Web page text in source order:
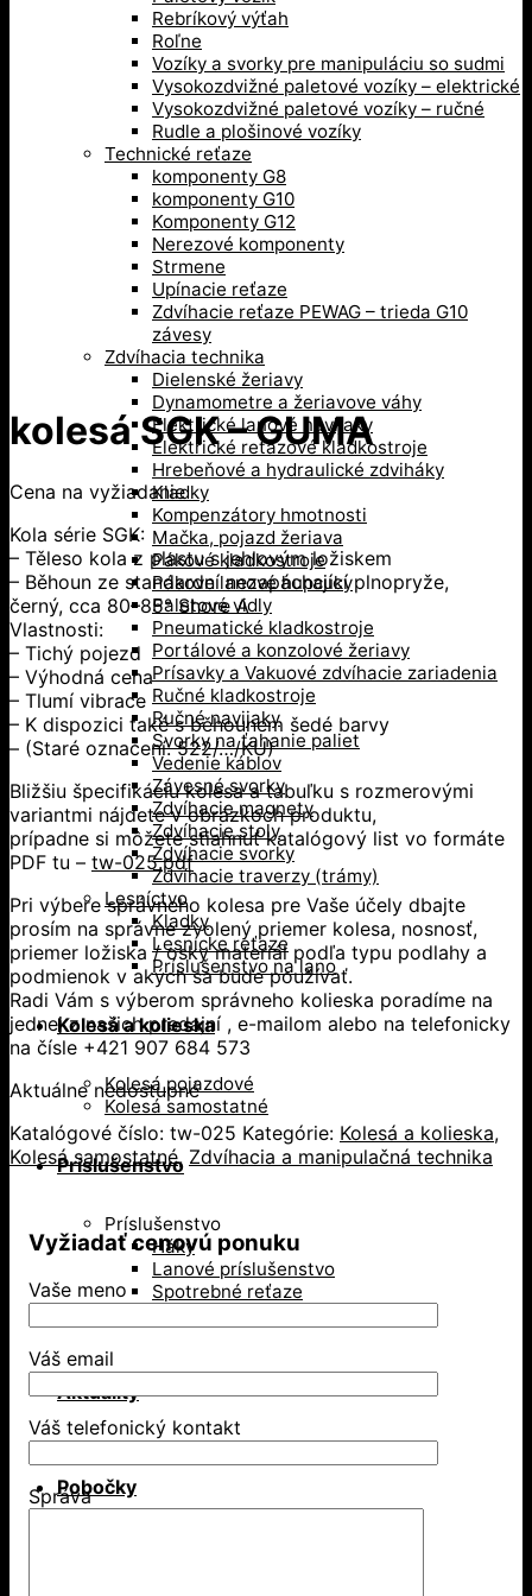
Rebríkový výťah
Roľne
Vozíky a svorky pre manipuláciu so sudmi
Vysokozdvižné paletové vozíky – elektrické
Vysokozdvižné paletové vozíky – ručné
Rudle a plošinové vozíky
Technické reťaze
komponenty G8
komponenty G10
Komponenty G12
Nerezové komponenty
Strmene
Upínacie reťaze
Zdvíhacie reťaze PEWAG – trieda G10
závesy
Zdvíhacia technika
Dielenské žeriavy
Dynamometre a žeriavove váhy
Elektrické lanové navijaky
Elektrické reťazové kladkostroje
Hrebeňové a hydraulické zdviháky
Kladky
Kompenzátory hmotnosti
Mačka, pojazd žeriava
Pákové kladkostroje
Pákove lanové hupcuky
Paletové vidly
Pneumatické kladkostroje
Portálové a konzolové žeriavy
Prísavky a Vakuové zdvíhacie zariadenia
Ručné kladkostroje
Ručné navijaky
Svorky na ťahanie paliet
Vedenie káblov
Závesné svorky
Zdvíhacie magnety
Zdvíhacie stoly
Zdvíhacie svorky
Zdvíhacie traverzy (trámy)
Lesníctvo
Kladky
Lesnícke reťaze
Príslušenstvo na lano
Kolesá a kolieska
Kolesá pojazdové
Kolesá samostatné
Príslušenstvo
Príslušenstvo
Háky
Lanové príslušenstvo
Spotrebné reťaze
Aktuality
Pobočky
kolesá SGK – GUMA
Cena na vyžiadanie
Kola série SGK:
– Těleso kola z plastu s jehlovým ložiskem
– Běhoun ze standardní nezapáchající plnopryže,
černý, cca 80–85° Shore A
Vlastnosti:
– Tichý pojezd
– Výhodná cena
– Tlumí vibrace
– K dispozici také s běhounem šedé barvy
– (Staré označení: 522/…/KU)
Bližšiu špecifikáciu kolesa a tabuľku s rozmerovými
variantmi nájdete v obrázkoch produktu,
prípadne si môžete stiahnuť katalógový list vo formáte
PDF tu – tw-025.pdf
Pri výbere správneho kolesa pre Vaše účely dbajte
prosím na správne zvolený priemer kolesa, nosnosť,
priemer ložiska / osky materiál podľa typu podlahy a
podmienok v akých sa bude používať.
Radi Vám s výberom správneho kolieska poradíme na
jednej z našich predajní , e-mailom alebo na telefonicky
na čísle +421 907 684 573
Aktuálne nedostupné
Katalógové číslo: tw-025 Kategórie: Kolesá a kolieska,
Kolesá samostatné, Zdvíhacia a manipulačná technika
Vyžiadať cenovú ponuku
Vaše meno
Váš email
Váš telefonický kontakt
Správa